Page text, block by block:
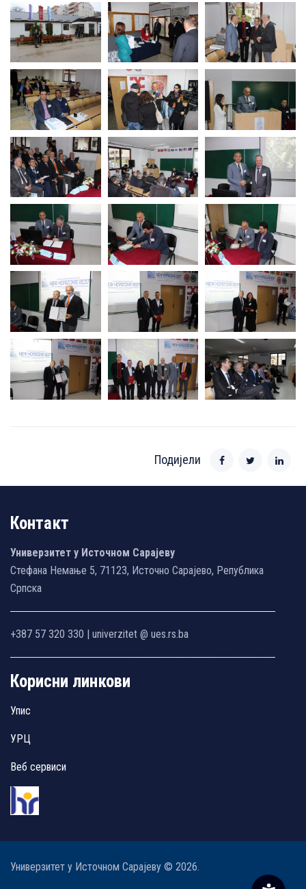
Подијели
Контакт
Универзитет у Источном Сарајеву
Стефана Немање 5, 71123, Источно Сарајево, Република
Српска
+387 57 320 330 | univerzitet @ ues.rs.ba
Корисни линкови
Упис
УРЦ
Веб сервиси
Универзитет у Источном Сарајеву © 2026.